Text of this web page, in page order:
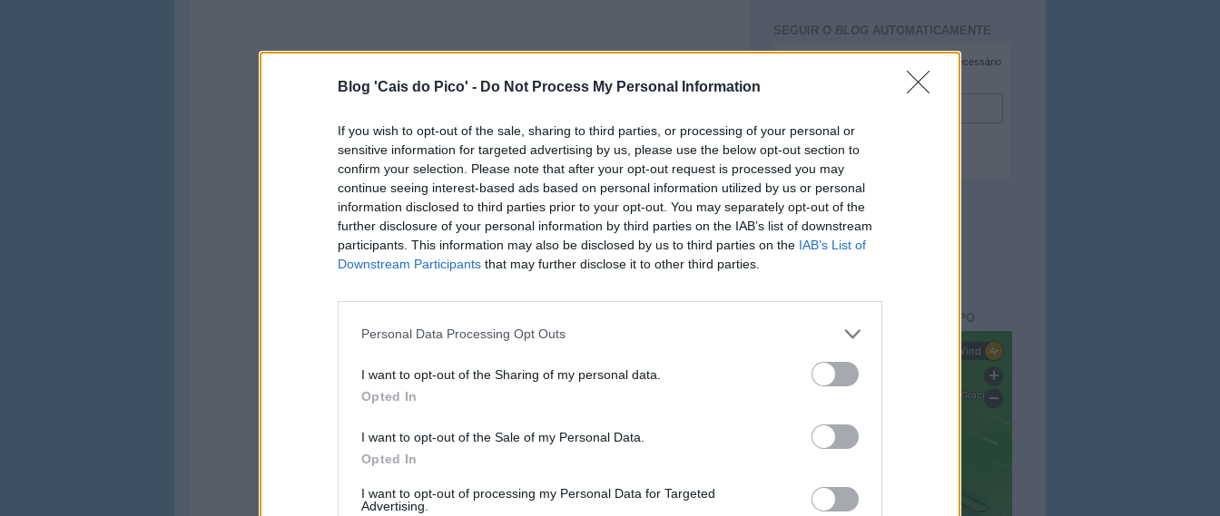
Blog 'Cais do Pico' - Do Not Process My Personal Information
If you wish to opt-out of the sale, sharing to third parties, or processing of your personal or
sensitive information for targeted advertising by us, please use the below opt-out section to
confirm your selection. Please note that after your opt-out request is processed you may
continue seeing interest-based ads based on personal information utilized by us or personal
information disclosed to third parties prior to your opt-out. You may separately opt-out of the
further disclosure of your personal information by third parties on the IAB’s list of downstream
participants. This information may also be disclosed by us to third parties on the IAB’s List of
Downstream Participants that may further disclose it to other third parties.
Personal Data Processing Opt Outs
I want to opt-out of the Sharing of my personal data.
Opted In
I want to opt-out of the Sale of my Personal Data.
Opted In
I want to opt-out of processing my Personal Data for Targeted
Advertising.
SEGUIR O BLOG AUTOMATICAMENTE
campo necessário
PREVISÃO DO ESTADO DO TEMPO